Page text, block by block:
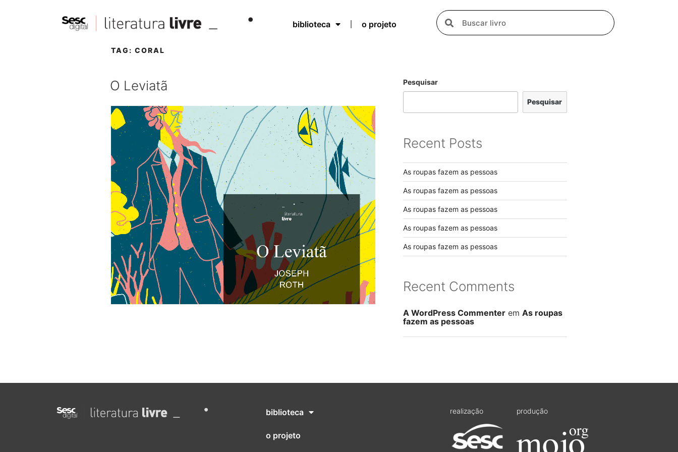
biblioteca o projeto
TAG: CORAL
O Leviatã Pesquisar
Pesquisar
Recent Posts
As roupas fazem as pessoas
As roupas fazem as pessoas
As roupas fazem as pessoas
As roupas fazem as pessoas
As roupas fazem as pessoas
Recent Comments
A WordPress Commenterem As roupas
fazem as pessoas
biblioteca
o projeto
realização produção